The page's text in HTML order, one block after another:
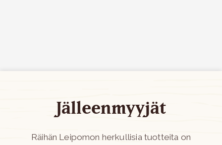
Jälleenmyyjät
Räihän Leipomon herkullisia tuotteita on